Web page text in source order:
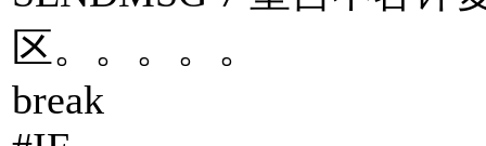
区。。。。。
break